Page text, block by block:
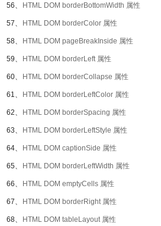
56、 HTML DOM borderBottomWidth 属性
57、 HTML DOM borderColor 属性
58、 HTML DOM pageBreakInside 属性
59、 HTML DOM borderLeft 属性
60、 HTML DOM borderCollapse 属性
61、 HTML DOM borderLeftColor 属性
62、 HTML DOM borderSpacing 属性
63、 HTML DOM borderLeftStyle 属性
64、 HTML DOM captionSide 属性
65、 HTML DOM borderLeftWidth 属性
66、 HTML DOM emptyCells 属性
67、 HTML DOM borderRight 属性
68、 HTML DOM tableLayout 属性